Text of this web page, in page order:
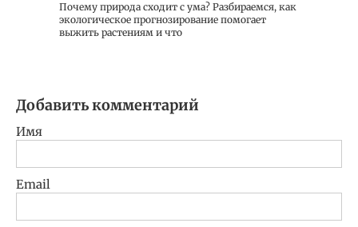
Почему природа сходит с ума? Разбираемся, как
экологическое прогнозирование помогает
выжить растениям и что
Добавить комментарий
Имя
Email